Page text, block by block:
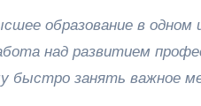
образование в одном
над развитием
быстро занять важное